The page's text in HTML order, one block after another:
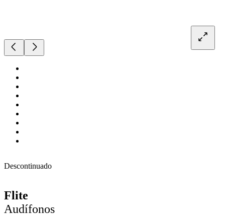
Descontinuado
Flite
Audífonos